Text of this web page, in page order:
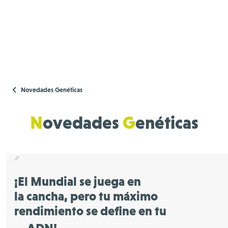
Novedades Genéticas
Novedades Genéticas
//
¡El Mundial se juega en
la cancha, pero tu máximo
rendimiento se define en tu